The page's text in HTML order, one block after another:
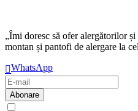
„Îmi doresc să ofer alergătorilor
montan și pantofi de alergare la
WhatsApp